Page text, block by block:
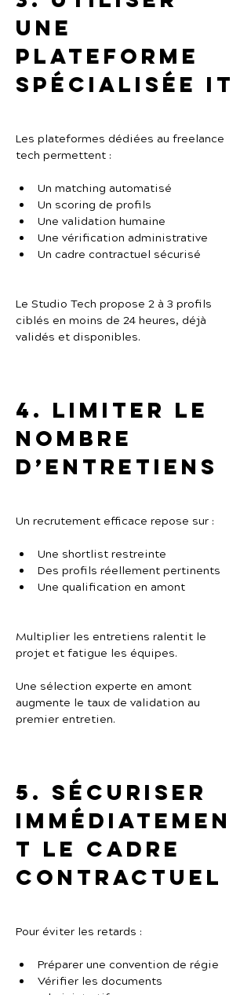
une
plateforme
spécialisée IT
Les plateformes dédiées au freelance
tech permettent :
Un matching automatisé
Un scoring de profils
Une validation humaine
Une vérification administrative
Un cadre contractuel sécurisé
Le Studio Tech propose 2 à 3 profils
ciblés en moins de 24 heures, déjà
validés et disponibles.
4. Limiter le
nombre
d’entretiens
Un recrutement efficace repose sur :
Une shortlist restreinte
Des profils réellement pertinents
Une qualification en amont
Multiplier les entretiens ralentit le
projet et fatigue les équipes.
Une sélection experte en amont
augmente le taux de validation au
premier entretien.
5. Sécuriser
immédiatemen
t le cadre
contractuel
Pour éviter les retards :
Préparer une convention de régie
Vérifier les documents